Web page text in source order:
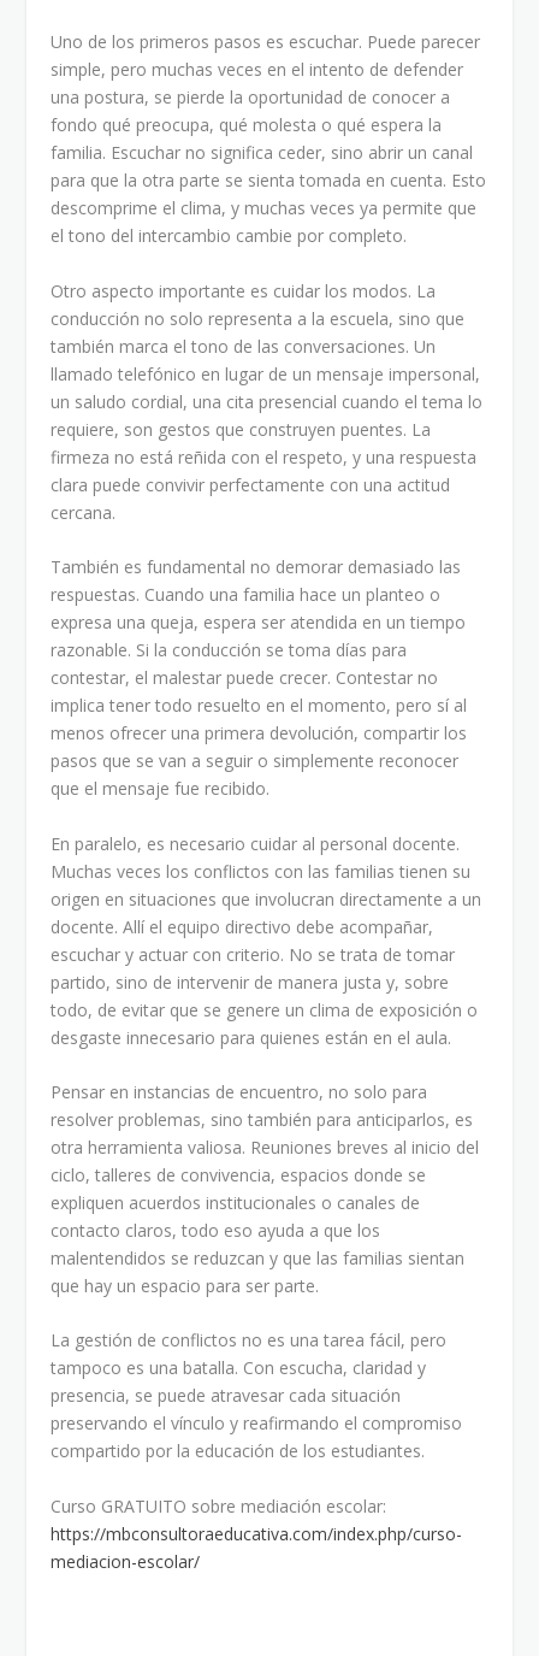
Uno de los primeros pasos es escuchar. Puede parecer
simple, pero muchas veces en el intento de defender
una postura, se pierde la oportunidad de conocer a
fondo qué preocupa, qué molesta o qué espera la
familia. Escuchar no significa ceder, sino abrir un canal
para que la otra parte se sienta tomada en cuenta. Esto
descomprime el clima, y muchas veces ya permite que
el tono del intercambio cambie por completo.
Otro aspecto importante es cuidar los modos. La
conducción no solo representa a la escuela, sino que
también marca el tono de las conversaciones. Un
llamado telefónico en lugar de un mensaje impersonal,
un saludo cordial, una cita presencial cuando el tema lo
requiere, son gestos que construyen puentes. La
firmeza no está reñida con el respeto, y una respuesta
clara puede convivir perfectamente con una actitud
cercana.
También es fundamental no demorar demasiado las
respuestas. Cuando una familia hace un planteo o
expresa una queja, espera ser atendida en un tiempo
razonable. Si la conducción se toma días para
contestar, el malestar puede crecer. Contestar no
implica tener todo resuelto en el momento, pero sí al
menos ofrecer una primera devolución, compartir los
pasos que se van a seguir o simplemente reconocer
que el mensaje fue recibido.
En paralelo, es necesario cuidar al personal docente.
Muchas veces los conflictos con las familias tienen su
origen en situaciones que involucran directamente a un
docente. Allí el equipo directivo debe acompañar,
escuchar y actuar con criterio. No se trata de tomar
partido, sino de intervenir de manera justa y, sobre
todo, de evitar que se genere un clima de exposición o
desgaste innecesario para quienes están en el aula.
Pensar en instancias de encuentro, no solo para
resolver problemas, sino también para anticiparlos, es
otra herramienta valiosa. Reuniones breves al inicio del
ciclo, talleres de convivencia, espacios donde se
expliquen acuerdos institucionales o canales de
contacto claros, todo eso ayuda a que los
malentendidos se reduzcan y que las familias sientan
que hay un espacio para ser parte.
La gestión de conflictos no es una tarea fácil, pero
tampoco es una batalla. Con escucha, claridad y
presencia, se puede atravesar cada situación
preservando el vínculo y reafirmando el compromiso
compartido por la educación de los estudiantes.
Curso GRATUITO sobre mediación escolar:
https://mbconsultoraeducativa.com/index.php/curso-
mediacion-escolar/